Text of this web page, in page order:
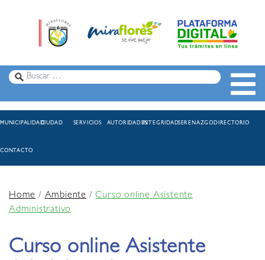
MUNICIPALIDADCIUDAD SERVICIOS AUTORIDADESINTEGRIDADSERENAZGODIRECTORIO
CONTACTO
Home/Ambiente /Curso online Asistente
Administrativo
Curso online Asistente